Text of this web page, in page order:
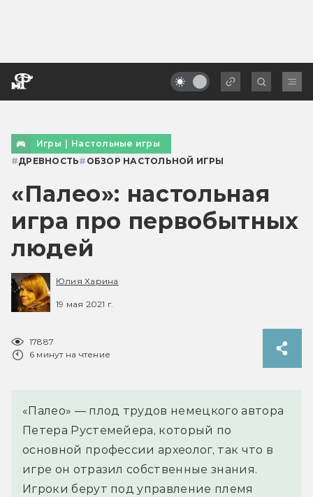
Игры | Настольные игры
#ДРЕВНОСТЬ# ОБЗОР НАСТОЛЬНОЙ ИГРЫ
«Палео»: настольная
игра про первобытных
людей
Юлия Харина
19 мая 2021 г.
17887
6 минут на чтение
«Палео» — плод трудов немецкого автора
Петера Рустемейера, который по
основной профессии археолог, так что в
игре он отразил собственные знания.
Игроки берут под управление племя